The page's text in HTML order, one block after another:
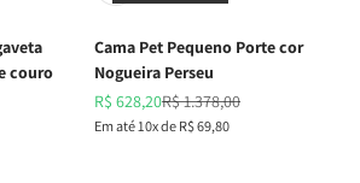
couro
Cama Pet Pequeno Porte cor
Nogueira Perseu
Preço promocional
R$ 628,20Preço normal
R$ 1.378,00
Em até 10x de R$ 69,80